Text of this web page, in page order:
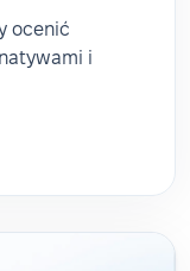
ocenić
i